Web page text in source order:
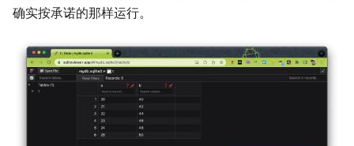
确实按承诺的那样运行。